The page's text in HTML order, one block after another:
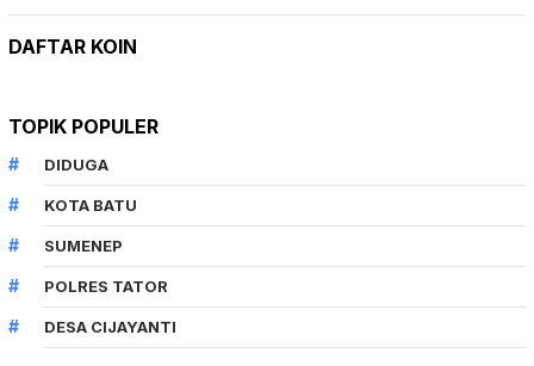
DAFTAR KOIN
TOPIK POPULER
DIDUGA
KOTA BATU
SUMENEP
POLRES TATOR
DESA CIJAYANTI